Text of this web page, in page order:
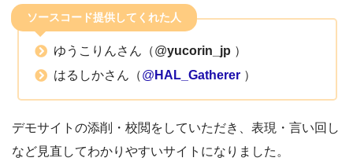
ソースコード提供してくれた人
ゆうこりんさん（@yucorin_jp ）
はるしかさん（@ HAL_Gatherer ）
デモサイトの添削・校閲をしていただき、表現・言い回し
など見直してわかりやすいサイトになりました。